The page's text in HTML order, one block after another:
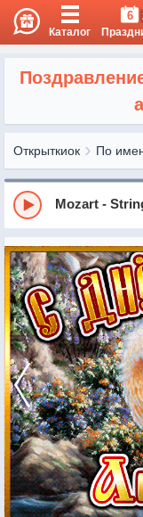
Каталог
6
Открыткиок По